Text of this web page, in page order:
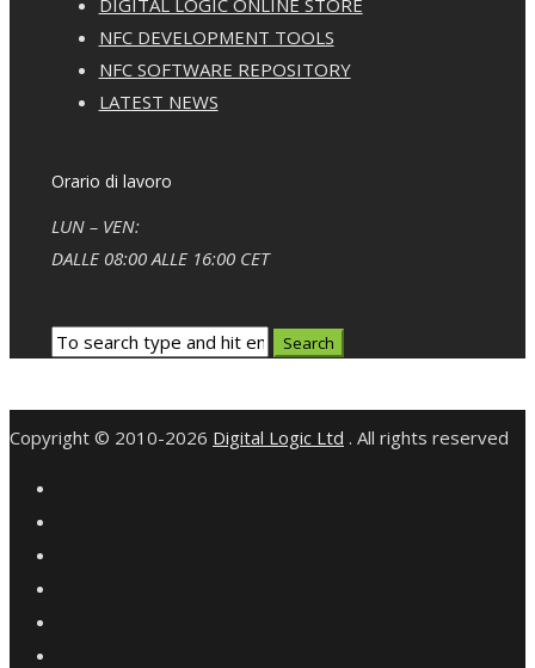
NFC DEVELOPMENT TOOLS
NFC SOFTWARE REPOSITORY
LATEST NEWS
Orario di lavoro
LUN – VEN:
DALLE 08:00 ALLE 16:00 CET
Copyright © 2010-2026 Digital Logic Ltd . All rights reserved